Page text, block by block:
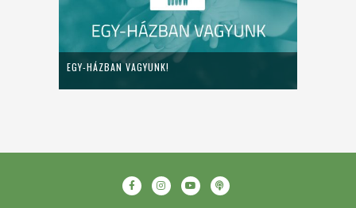
EGY-HÁZBAN VAGYUNK!